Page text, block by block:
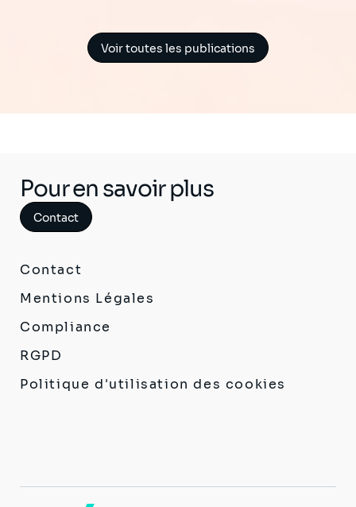
Voir toutes les publications
Pour en savoir plus
Contact
Contact
Mentions Légales
Compliance
RGPD
Politique d'utilisation des cookies